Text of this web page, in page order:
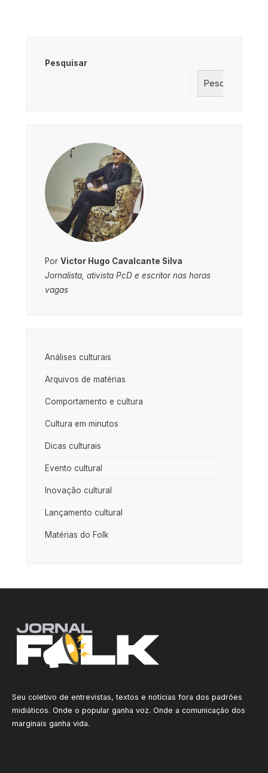
Pesquisar
Pesquisar
Por Victor Hugo Cavalcante Silva
Jornalista, ativista PcD e escritor nas horas
vagas
Análises culturais
Arquivos de matérias
Comportamento e cultura
Cultura em minutos
Dicas culturais
Evento cultural
Inovação cultural
Lançamento cultural
Matérias do Folk
Seu coletivo de entrevistas, textos e notícias fora dos padrões
midiáticos. Onde o popular ganha voz. Onde a comunicação dos
marginais ganha vida.